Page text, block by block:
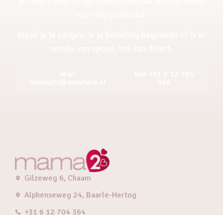
Gilzeweg 6, Chaam
Alphenseweg 24, Baarle-Hertog
+31 6 12 704 364